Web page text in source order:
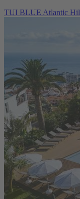
TUI BLUE Atlantic